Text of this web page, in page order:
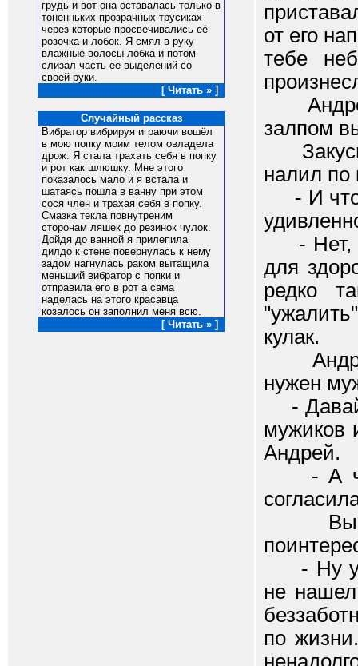
грудь и вот она оставалась только в
тоненньких прозрачных трусиках
через которые просвечивались её
розочка и лобок. Я смял в руку
влажные волосы лобка и потом
слизал часть её выделений со
своей руки.
[ Читать » ]
Случайный рассказ
Вибратор вибрируя играючи вошёл
в мою попку моим телом овладела
дрож. Я стала трахать себя в попку
и рот как шлюшку. Мне этого
показалось мало и я встала и
шатаясь пошла в ванну при этом
сося член и трахая себя в попку.
Смазка текла повнутреним
сторонам ляшек до резинок чулок.
Дойдя до ванной я прилепила
дилдо к стене повернулась к нему
задом нагнулась раком вытащила
меньший вибратор с попки и
отправила его в рот а сама
наделась на этого красавца
козалось он заполнил меня всю.
[ Читать » ]
от его
тебе
Андрей
залпом
налил по
- И что
- Нет,
для
редко
кулак.
нужен
- Давай
мужиков
Андрей.
- А
Выпив,
- Ну
не
по